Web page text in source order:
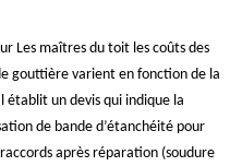
Les maîtres du toit les coûts des
gouttière varient en fonction de la
un devis qui indique la
de bande d’étanchéité pour
après réparation (soudure